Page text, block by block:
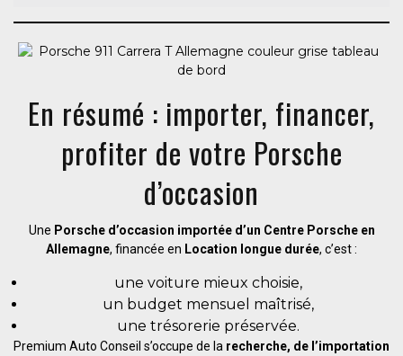
En résumé : importer, financer,
profiter de votre Porsche
d’occasion
Une Porsche d’occasion importée d’un Centre Porsche en
Allemagne, financée en Location longue durée, c’est :
une voiture mieux choisie,
un budget mensuel maîtrisé,
une trésorerie préservée.
Premium Auto Conseil s’occupe de la recherche, de l’importation